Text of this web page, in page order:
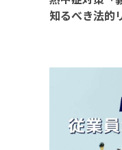
知るべき法的